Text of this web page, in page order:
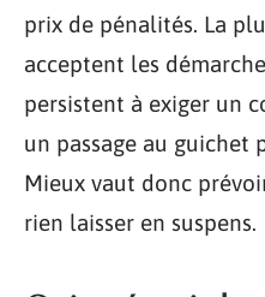
prix de pénalités. La
acceptent les
persistent à exiger un
un passage au guichet
Mieux vaut donc
rien laisser en suspens.